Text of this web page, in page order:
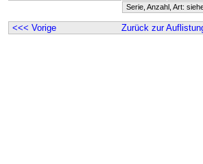
Serie, Anzahl, Art:
<<< Vorige Zurück zur